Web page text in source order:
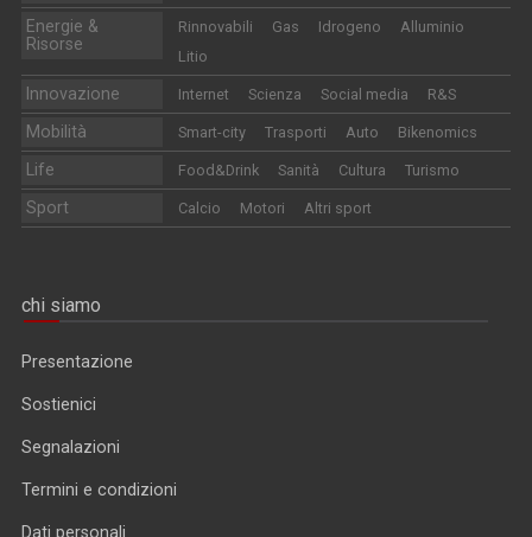
Energie &
Risorse
Rinnovabili Gas Idrogeno
Alluminio
Litio
Innovazione Internet Scienza Social media R&S
Mobilità Smart-city Trasporti Auto Bikenomics
Life Food&Drink Sanità Cultura Turismo
Sport Calcio Motori Altri sport
chi siamo
Presentazione
Sostienici
Segnalazioni
Termini e condizioni
Dati personali